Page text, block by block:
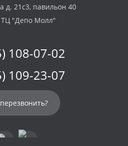
д. 21с3, павильон 40
ТЦ "Депо Молл"
108-07-02
109-23-07